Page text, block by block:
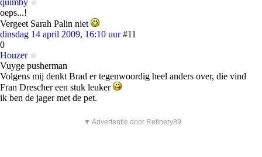
quimby
oeps...!
Vergeet Sarah Palin niet
dinsdag 14 april 2009, 16:10 uur #11
0
Houzer
Vuyge pusherman
Volgens mij denkt Brad er tegenwoordig heel anders over, die vind
Fran Drescher een stuk leuker
ik ben de jager met de pet.
▼ Advertentie door Refinery89